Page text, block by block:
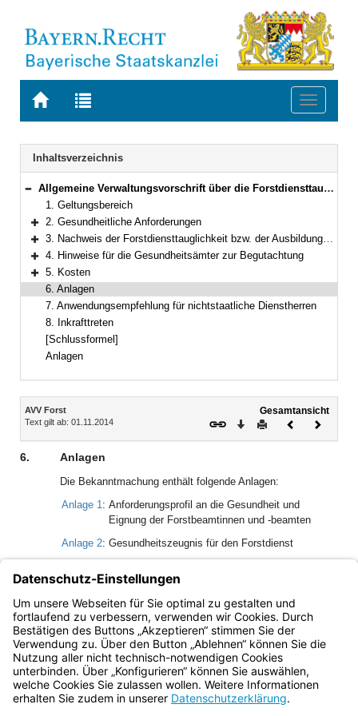
Zur
BAYERN.RECHT
Zur
letzten
Suche
Toggle
Navigation
Inhaltsverzeichnis
Bereich reduzieren
Allgemeine Verwaltungsvorschrift über die Forstdiensttauglichkeit
1. Geltungsbereich
Bereich erweitern
2. Gesundheitliche Anforderungen
Bereich erweitern
3. Nachweis der Forstdiensttauglichkeit bzw. der Ausbildungstauglichkeit
Bereich erweitern
4. Hinweise für die Gesundheitsämter zur Begutachtung
Bereich erweitern
5. Kosten
6. Anlagen
7. Anwendungsempfehlung für nichtstaatliche Dienstherren
8. Inkrafttreten
[Schlussformel]
Anlagen
Inhalt
AVV Forst
Text gilt ab: 01.11.2014
Gesamtansicht
Download
DruckenVorheriges
6. Anlagen
Die Bekanntmachung enthält folgende Anlagen:
Anlage 1: Anforderungsprofil an die Gesundheit und
Eignung der Forstbeamtinnen und -beamten
Anlage 2: Gesundheitszeugnis für den Forstdienst
Forstdiensttauglichkeit
Anlage 4: Augenfachärztliches Zeugnis
Bayern.de
BayernPortal